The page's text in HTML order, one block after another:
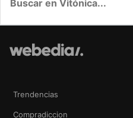
Trendencias
Compradiccion